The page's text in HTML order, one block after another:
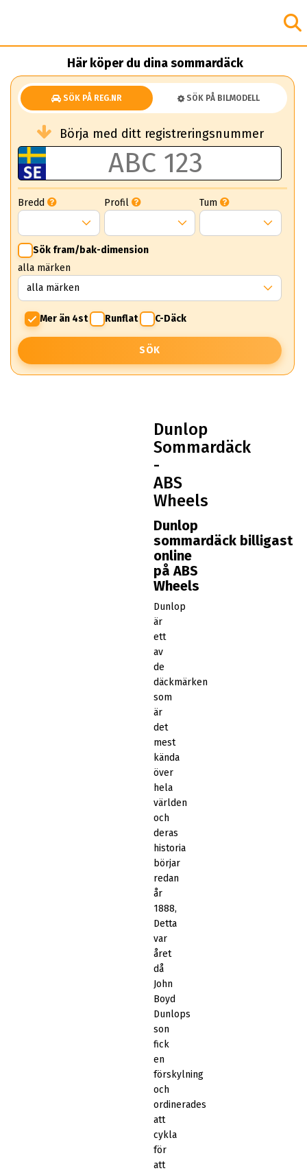
Här köper du dina sommardäck
SÖK PÅ REG.NR SÖK PÅ BILMODELL
Börja med ditt registreringsnummer
Bredd Profil Tum
Sök fram/bak-dimension
alla märken
Mer än 4st Runflat C-Däck
SÖK
Dunlop
Sommardäck
-
ABS
Wheels
Dunlop
sommardäck billigast
online
på ABS
Wheels
Dunlop
är
ett
av
de
däckmärken
som
är
det
mest
kända
över
hela
världen
och
deras
historia
börjar
redan
år
1888,
Detta
var
året
då
John
Boyd
Dunlops
son
fick
en
förskylning
och
ordinerades
att
cykla
för
att